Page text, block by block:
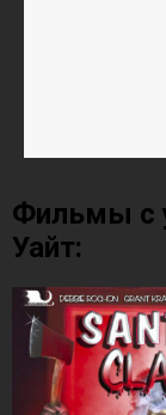
Фильмы с
Уайт: